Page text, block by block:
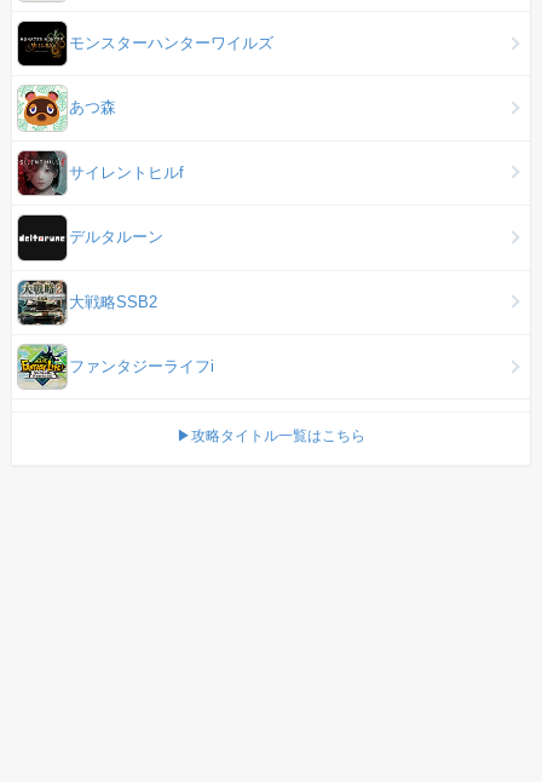
モンスターハンターワイルズ
あつ森
サイレントヒルf
デルタルーン
大戦略SSB2
ファンタジーライフi
▶攻略タイトル一覧はこちら